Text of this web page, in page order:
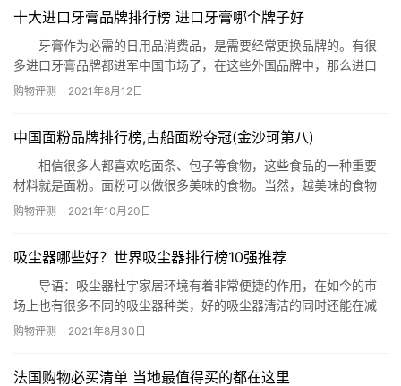
6、舒客 7、elmex 8、舒适达 八、舒…
十大进口牙膏品牌排行榜 进口牙膏哪个牌子好
牙膏作为必需的日用品消费品，是需要经常更换品牌的。有很
多进口牙膏品牌都进军中国市场了，在这些外国品牌中，那么进口
品牌最好呢？下面(phb123.com)就为你推荐进口牙膏品牌排行榜，
(YANDY)牙膏、双莲(TwinLotu…
购物评测 2021年8月12日
中国面粉品牌排行榜,古船面粉夺冠(金沙珂第八)
相信很多人都喜欢吃面条、包子等食物，这些食品的一种重要
材料就是面粉。面粉可以做很多美味的食物。当然，越美味的食物
对面粉质量的要求就越高，下面网为你公布中国面粉品牌排行榜,看
3、金龙鱼，6.80% 4、河套，5.35%…
购物评测 2021年10月20日
吸尘器哪些好？世界吸尘器排行榜10强推荐
导语：吸尘器杜宇家居环境有着非常便捷的作用，在如今的市
场上也有很多不同的吸尘器种类，好的吸尘器清洁的同时还能在减
少对家居产品的磨损，那么到底哪些吸尘器是比较好用的呢?今天网
购物评测 2021年8月30日
法国购物必买清单 当地最值得买的都在这里